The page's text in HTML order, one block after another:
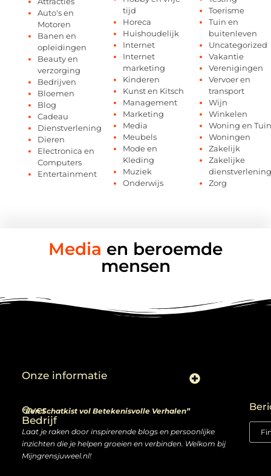
Auto's en
Motoren
Banen en
opleidingen
Beauty en
verzorging
Bedrijven
Bloemen
Blog
Cadeau
Dienstverlening
Dieren
Electronica en
Computers
Entertainment
tijd
Horeca
Huishoudelijk
Internet
Internet
marketing
Kinderen
Kunst en Kitsch
Management
Marketing
Media
Meubels
Mode en
Kleding
Muziek
Onderwijs
Toerisme
Tuin en
buitenleven
Uncategorized
Vakantie
Verenigingen
Vervoer en
transport
Wijn
Winkelen
Woning en Tuin
Woningen
Zakelijk
Zakelijke
dienstverlening
Zorg
Media en beroemde
mensen
Over
Bedrijf
“Een Schatkist vol Betekenisvolle Verhalen”
Laat je raken door inspirerende blogs en persoonlijke
inzichten die je helpen groeien en verbinden. Welkom bij
Mijngrensjuweel.nl!
Onze informatie